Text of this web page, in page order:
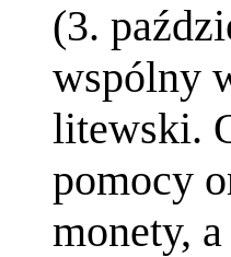
(3.
wspólny
litewski.
pomocy
monety,